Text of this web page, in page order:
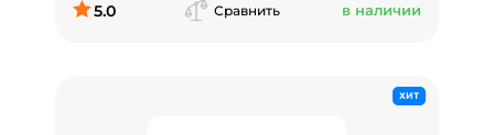
5.0 Сравнить в наличии
ХИТ